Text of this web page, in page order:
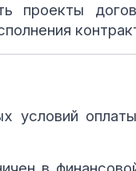
проекты
условий